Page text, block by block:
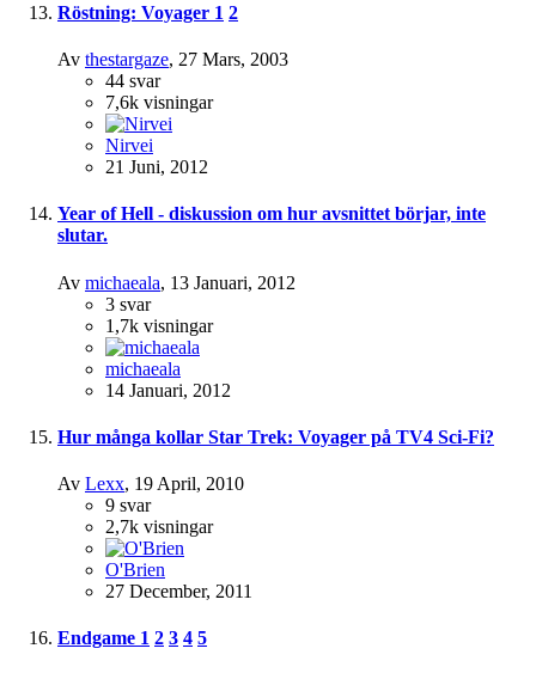
Röstning: Voyager 1 2
Av thestargaze, 27 Mars, 2003
44 svar
7,6k visningar
Nirvei
21 Juni, 2012
Year of Hell - diskussion om hur avsnittet börjar, inte
slutar.
Av michaeala, 13 Januari, 2012
3 svar
1,7k visningar
michaeala
14 Januari, 2012
Hur många kollar Star Trek: Voyager på TV4 Sci-Fi?
Av Lexx, 19 April, 2010
9 svar
2,7k visningar
O'Brien
27 December, 2011
Endgame 1 2 3 4 5